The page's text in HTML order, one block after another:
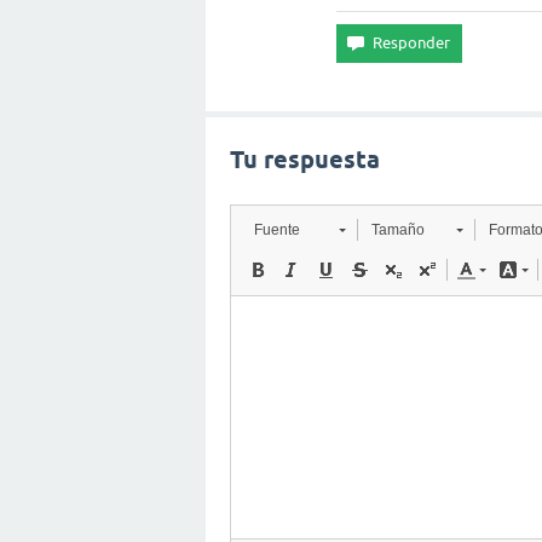
Tu respuesta
Fuente Tamaño Formato